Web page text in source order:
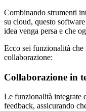
Combinando strumenti
su cloud, questo
idea venga persa e che
Ecco sei funzionalità
collaborazione:
Collaborazione in
Le funzionalità integrate
feedback, assicurando